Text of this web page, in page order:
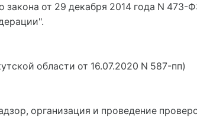
закона от 29 декабря 2014 года N
области от 16.07.2020 N 587-пп)
организация и проведение